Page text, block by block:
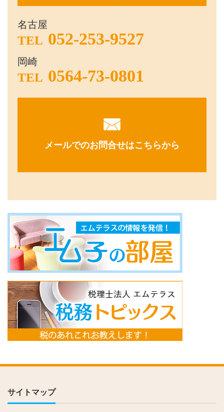
名古屋
TEL 052-253-9527
岡崎
TEL 0564-73-0801
メールでのお問合せはこちらから
サイトマップ